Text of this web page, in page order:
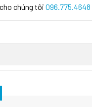
chúng tôi 096.775.4648